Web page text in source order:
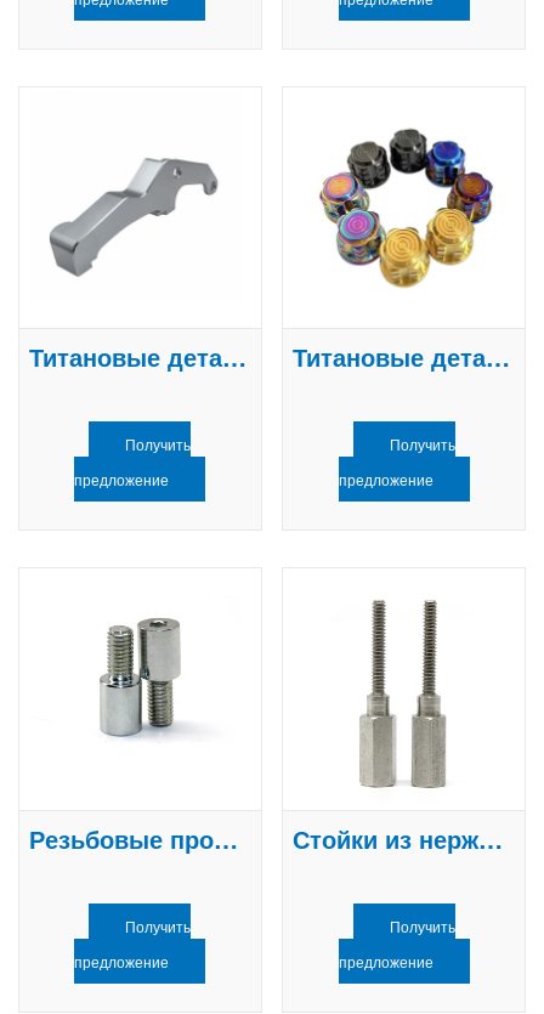
Титановые детали с ЧПУ
Получить
предложение
Титановые детали с ЧПУ
Получить
предложение
Резьбовые проставки
Получить
предложение
Стойки из нержавеющей стали
Получить
предложение